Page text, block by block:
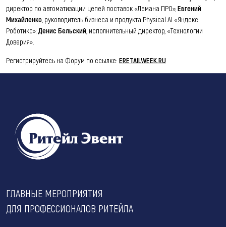
директор по автоматизации цепей поставок «Лемана ПРО»;Евгений
Михайленко , руководитель бизнеса и продукта Physical AI «Яндекс
Роботикс»;Денис Бельский , исполнительный директор, «Технологии
Доверия».
Регистрируйтесь на Форум по ссылке: ERETAILWEEK.RU
ГЛАВНЫЕ МЕРОПРИЯТИЯ
ДЛЯ ПРОФЕССИОНАЛОВ РИТЕЙЛА